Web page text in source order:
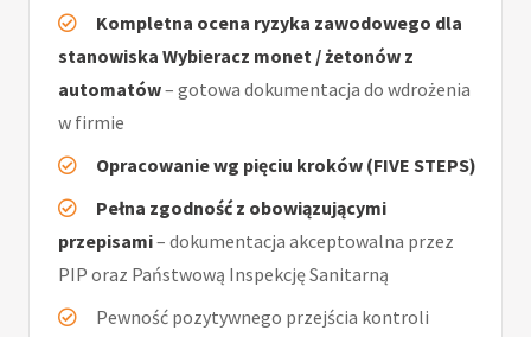
Kompletna ocena ryzyka zawodowego dla
stanowiska Wybieracz monet / żetonów z
automatów– gotowa dokumentacja do wdrożenia
w firmie
Opracowanie wg pięciu kroków (FIVE STEPS)
Pełna zgodność z obowiązującymi
przepisami– dokumentacja akceptowalna przez
PIP oraz Państwową Inspekcję Sanitarną
Pewność pozytywnego przejścia kontroli